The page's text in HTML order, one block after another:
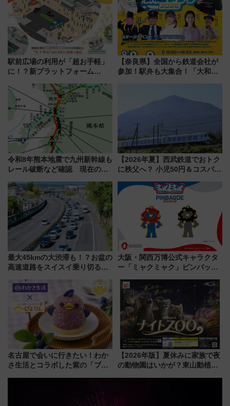
駅前広場の利用が「超お手軽」
に！？新プラットフォーム
マホで簡単申請 物販や演奏会な
どに【JR東日本】
【奈良県】全国から鉄道会社が
参加！駅弁も大集合！「大和鉄
令和8年熊本地震で九州新幹線も
レール破断など確認 現在の運
響
【2026年夏】西武鉄道でおトク
に秩父へ？ 小児50円＆コスパ最
族旅行！ 深夜の正丸トンネル探
検や特急ラビューも
最大45kmの大渋滞も！？お盆の
高速道路をスイスイ乗り切る快
大阪・関西万博公式キャラクタ
ー「ミャクミャク」ピンバッジ
中旬発売
名古屋で会いに行きたい！わか
さ生活とコラボした紫の「ブル
【2026年版】夏休みに家族で夜
の動物園はいかが？東山動植物